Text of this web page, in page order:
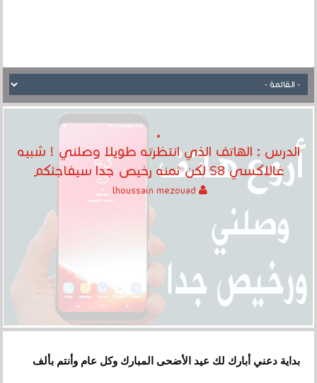
الدرس : الهاتف الذي انتظرته طويلا وصلني ! شبيه
غالاكسي S8 لكن ثمنه رخيص جدا سيفاجئكم
بداية دعني أبارك لك عيد الأضحى المبارك وكل عام وأنتم بألف